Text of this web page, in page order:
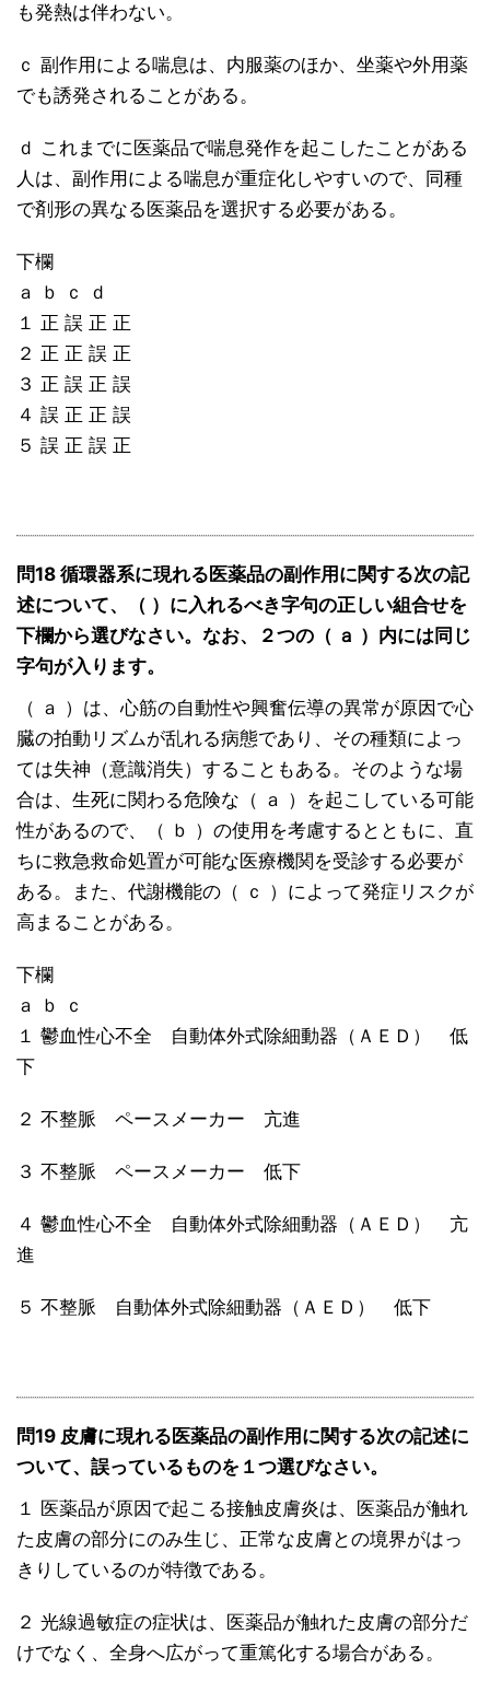
も発熱は伴わない。
ｃ 副作用による喘息は、内服薬のほか、坐薬や外用薬
でも誘発されることがある。
ｄ これまでに医薬品で喘息発作を起こしたことがある
人は、副作用による喘息が重症化しやすいので、同種
で剤形の異なる医薬品を選択する必要がある。
下欄
ａ ｂ ｃ ｄ
１ 正 誤 正 正
２ 正 正 誤 正
３ 正 誤 正 誤
４ 誤 正 正 誤
５ 誤 正 誤 正
問18 循環器系に現れる医薬品の副作用に関する次の記
述について、（ ）に入れるべき字句の正しい組合せを
下欄から選びなさい。なお、２つの（ ａ ）内には同じ
字句が入ります。
（ ａ ）は、心筋の自動性や興奮伝導の異常が原因で心
臓の拍動リズムが乱れる病態であり、その種類によっ
ては失神（意識消失）することもある。そのような場
合は、生死に関わる危険な（ ａ ）を起こしている可能
性があるので、（ ｂ ）の使用を考慮するとともに、直
ちに救急救命処置が可能な医療機関を受診する必要が
ある。また、代謝機能の（ ｃ ）によって発症リスクが
高まることがある。
下欄
ａ ｂ ｃ
１ 鬱血性心不全 自動体外式除細動器（ＡＥＤ） 低
下
２ 不整脈 ペースメーカー 亢進
３ 不整脈 ペースメーカー 低下
４ 鬱血性心不全 自動体外式除細動器（ＡＥＤ） 亢
進
５ 不整脈 自動体外式除細動器（ＡＥＤ） 低下
問19 皮膚に現れる医薬品の副作用に関する次の記述に
ついて、誤っているものを１つ選びなさい。
１ 医薬品が原因で起こる接触皮膚炎は、医薬品が触れ
た皮膚の部分にのみ生じ、正常な皮膚との境界がはっ
きりしているのが特徴である。
２ 光線過敏症の症状は、医薬品が触れた皮膚の部分だ
けでなく、全身へ広がって重篤化する場合がある。